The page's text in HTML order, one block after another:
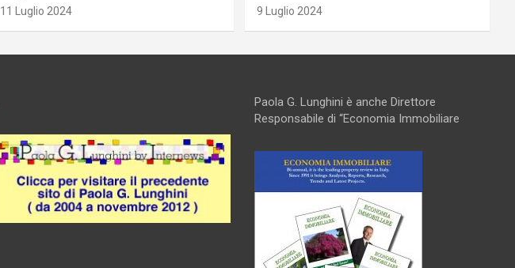
11 Luglio 2024 9 Luglio 2024
Paola G. Lunghini è anche Direttore
Responsabile di “Economia Immobiliare